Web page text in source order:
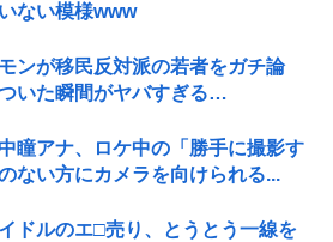
ない模様www
ンが移民反対派の若者をガチ論
いた瞬間がヤバすぎる…
瞳アナ、ロケ中の「勝手に撮影す
ない方にカメラを向けられる...
ドルのエ□売り、とうとう一線を